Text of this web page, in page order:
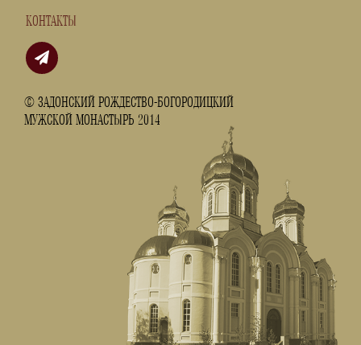
КОНТАКТЫ
© ЗАДОНСКИЙ РОЖДЕСТВО-БОГОРОДИЦКИЙ
МУЖСКОЙ МОНАСТЫРЬ 2014